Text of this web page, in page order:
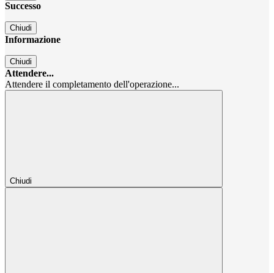
Successo
Chiudi
Informazione
Chiudi
Attendere...
Attendere il completamento dell'operazione...
Chiudi